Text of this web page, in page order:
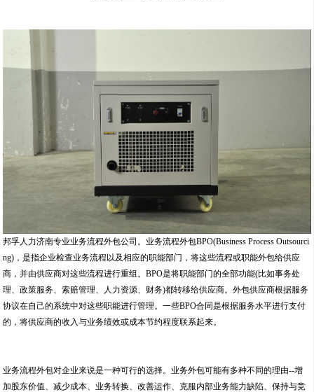
邦孚人力济南专业业务流程外包公司。业务流程外包BPO(Business Process Outsourci
ng)，是指企业检查业务流程以及相应的职能部门，将这些流程或职能外包给供应
商，并由供应商对这些流程进行重组。BPO是将职能部门的全部功能(比如事务处
理、政策服务、索赔管理、人力资源、财务)都转移给供应商。外包供应商根据服务
协议在自己的系统中对这些职能进行管理。一些BPO合同是根据服务水平进行支付
的，将供应商的收入与业务绩效或成本节约程度联系起来。
业务流程外包对企业来说是一种可行的选择。业务外包可能有多种不同的理由--增
加股东价值、减少成本、业务转换、改善运作、克服内部业务能力缺陷、保持与竞